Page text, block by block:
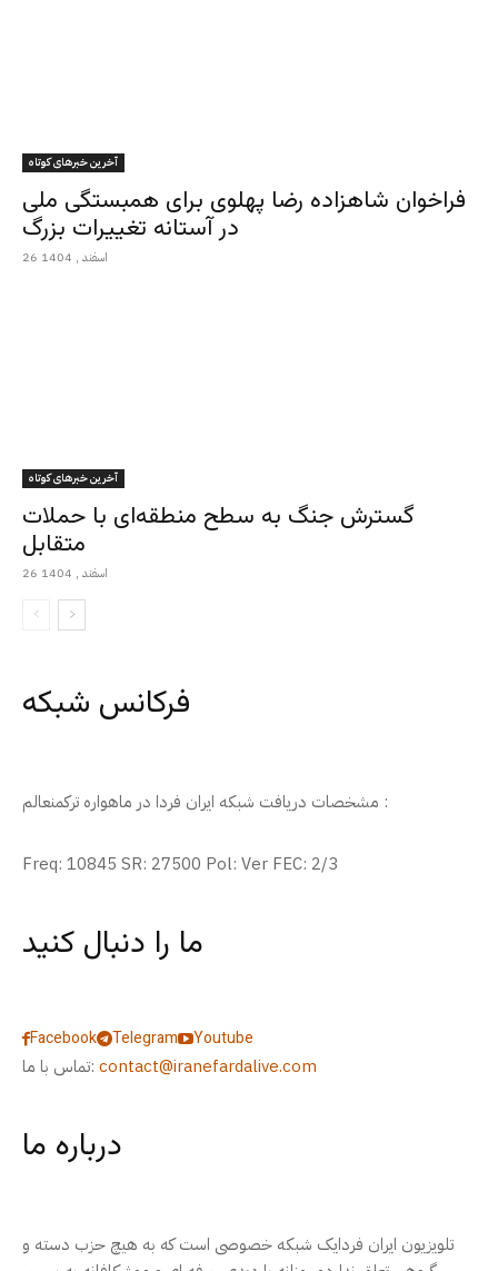
آخرین خبرهای کوتاه
فراخوان شاهزاده رضا پهلوی برای همبستگی ملی
در آستانه تغییرات بزرگ
26 اسفند , 1404
آخرین خبرهای کوتاه
گسترش جنگ به سطح منطقه‌ای با حملات
متقابل
26 اسفند , 1404
فرکانس شبکه
مشخصات دریافت شبکه ایران فردا در ماهواره ترکمنعالم :
Freq: 10845 SR: 27500 Pol: Ver FEC: 2/3
ما را دنبال کنید
Facebook Telegram
Youtube
تماس با ما: contact@iranefardalive.com
درباره ما
تلویزیون ایران فردایک شبکه خصوصی است که به هیچ حزب دسته و